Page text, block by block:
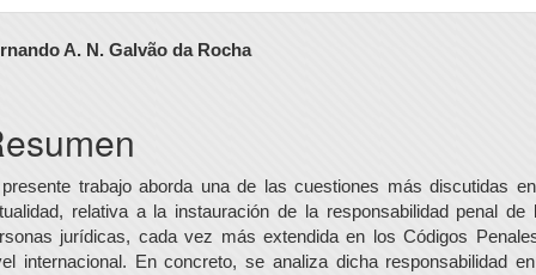
A. N. Galvão da Rocha
trabajo aborda una de las cuestiones más discutidas
relativa a la instauración de la responsabilidad penal de
jurídicas, cada vez más extendida en los Códigos
internacional. En concreto, se analiza dicha responsabilidad